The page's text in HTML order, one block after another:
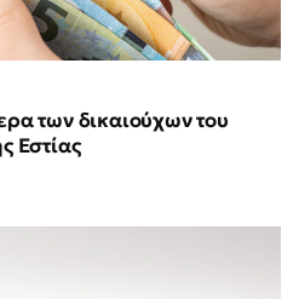
των δικαιούχων του
Εστίας